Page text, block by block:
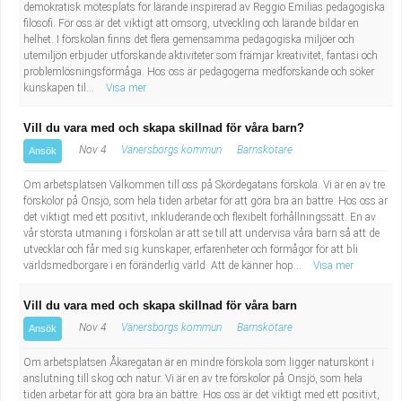
demokratisk mötesplats för lärande inspirerad av Reggio Emilias pedagogiska
filosofi. För oss är det viktigt att omsorg, utveckling och lärande bildar en
helhet. I förskolan finns det flera gemensamma pedagogiska miljöer och
utemiljön erbjuder utforskande aktiviteter som främjar kreativitet, fantasi och
problemlösningsförmåga. Hos oss är pedagogerna medforskande och söker
kunskapen til...
Visa mer
Vill du vara med och skapa skillnad för våra barn?
Ansök Nov 4 Vänersborgs kommun Barnskötare
Om arbetsplatsen Välkommen till oss på Skördegatans förskola. Vi är en av tre
förskolor på Onsjö, som hela tiden arbetar för att göra bra än bättre. Hos oss är
det viktigt med ett positivt, inkluderande och flexibelt förhållningssätt. En av
vår största utmaning i förskolan är att se till att undervisa våra barn så att de
utvecklar och får med sig kunskaper, erfarenheter och förmågor för att bli
världsmedborgare i en föränderlig värld. Att de känner hop...
Visa mer
Vill du vara med och skapa skillnad för våra barn
Ansök Nov 4 Vänersborgs kommun Barnskötare
Om arbetsplatsen Åkaregatan är en mindre förskola som ligger naturskönt i
anslutning till skog och natur. Vi är en av tre förskolor på Onsjö, som hela
tiden arbetar för att göra bra än bättre. Hos oss är det viktigt med ett positivt,